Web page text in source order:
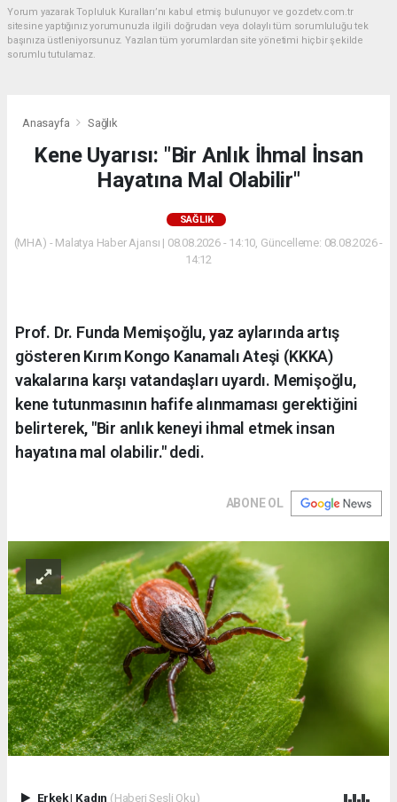
Yorum yazarak Topluluk Kuralları’nı kabul etmiş bulunuyor ve gozdetv.com.tr
sitesine yaptığınız yorumunuzla ilgili doğrudan veya dolaylı tüm sorumluluğu tek
başınıza üstleniyorsunuz. Yazılan tüm yorumlardan site yönetimi hiçbir şekilde
sorumlu tutulamaz.
Anasayfa Sağlık
Kene Uyarısı: "Bir Anlık İhmal İnsan
Hayatına Mal Olabilir"
SAĞLIK
(MHA) - Malatya Haber Ajansı | 08.08.2026 - 14:10, Güncelleme: 08.08.2026 -
14:12
Prof. Dr. Funda Memişoğlu, yaz aylarında artış
gösteren Kırım Kongo Kanamalı Ateşi (KKKA)
vakalarına karşı vatandaşları uyardı. Memişoğlu,
kene tutunmasının hafife alınmaması gerektiğini
belirterek, "Bir anlık keneyi ihmal etmek insan
hayatına mal olabilir." dedi.
ABONE OL
Erkek| Kadın (Haberi Sesli Oku)